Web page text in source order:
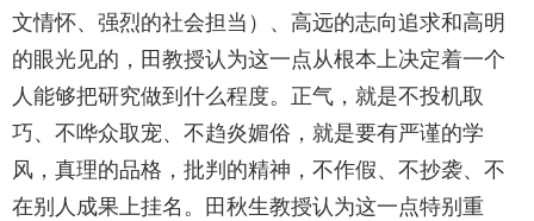
文情怀、强烈的社会担当）、高远的志向追求和高明
的眼光见的，田教授认为这一点从根本上决定着一个
人能够把研究做到什么程度。正气，就是不投机取
巧、不哗众取宠、不趋炎媚俗，就是要有严谨的学
风，真理的品格，批判的精神，不作假、不抄袭、不
在别人成果上挂名。田秋生教授认为这一点特别重